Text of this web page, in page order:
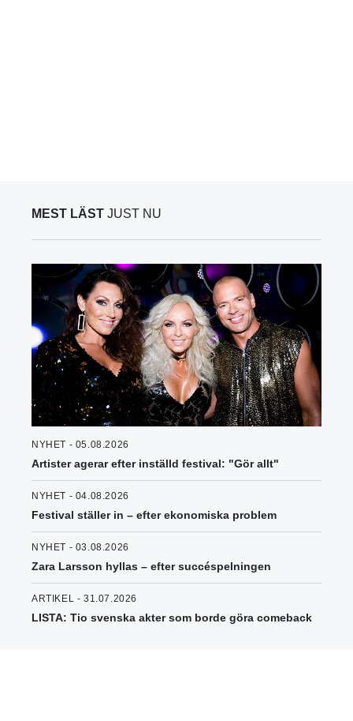
MEST LÄST JUST NU
NYHET - 05.08.2026
Artister agerar efter inställd festival: "Gör allt"
NYHET - 04.08.2026
Festival ställer in – efter ekonomiska problem
NYHET - 03.08.2026
Zara Larsson hyllas – efter succéspelningen
ARTIKEL - 31.07.2026
LISTA: Tio svenska akter som borde göra comeback